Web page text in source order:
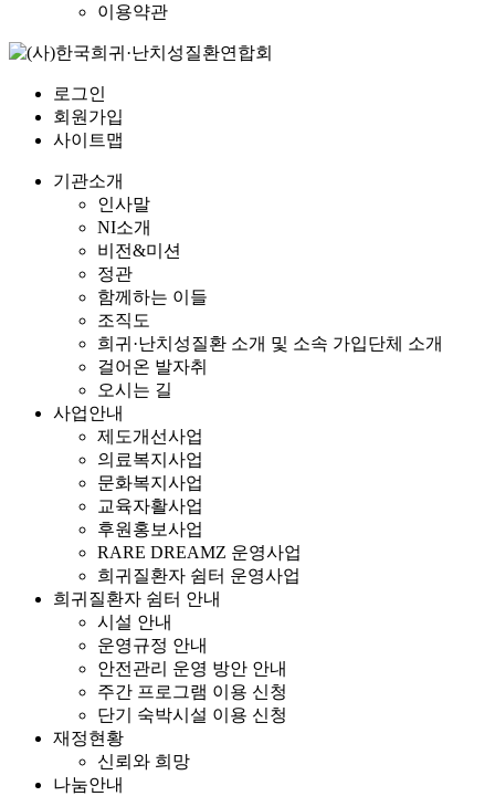
이용약관
로그인
회원가입
사이트맵
기관소개
인사말
NI소개
비전&미션
정관
함께하는 이들
조직도
희귀·난치성질환 소개 및 소속 가입단체 소개
걸어온 발자취
오시는 길
사업안내
제도개선사업
의료복지사업
문화복지사업
교육자활사업
후원홍보사업
RARE DREAMZ 운영사업
희귀질환자 쉼터 운영사업
희귀질환자 쉼터 안내
시설 안내
운영규정 안내
안전관리 운영 방안 안내
주간 프로그램 이용 신청
단기 숙박시설 이용 신청
재정현황
신뢰와 희망
나눔안내